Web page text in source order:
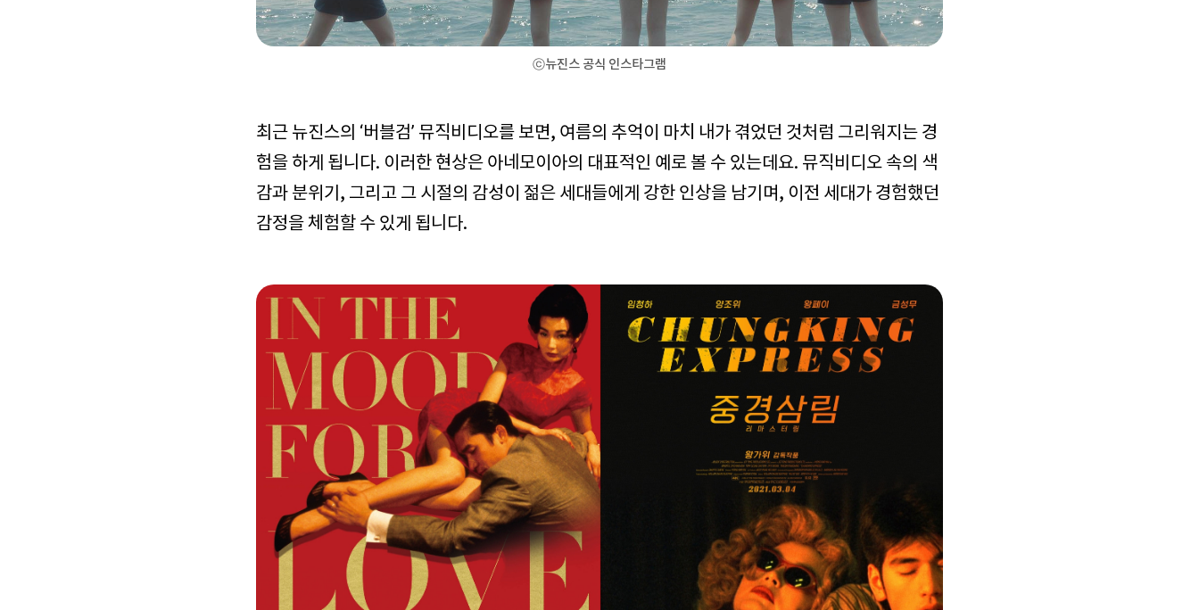
ⓒ뉴진스 공식 인스타그램
최근 뉴진스의 ‘버블검’ 뮤직비디오를 보면, 여름의 추억이 마치 내가 겪었던 것처럼 그리워지는 경
험을 하게 됩니다. 이러한 현상은 아네모이아의 대표적인 예로 볼 수 있는데요. 뮤직비디오 속의 색
감과 분위기, 그리고 그 시절의 감성이 젊은 세대들에게 강한 인상을 남기며, 이전 세대가 경험했던
감정을 체험할 수 있게 됩니다.